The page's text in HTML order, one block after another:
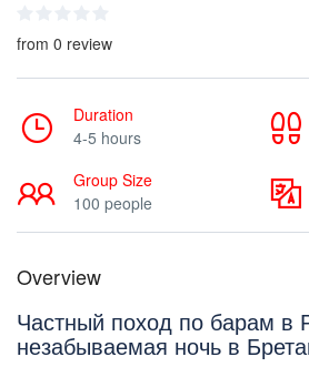
from 0 review
Duration
4-5 hours
Group Size
100 people
Overview
Частный поход по барам в
незабываемая ночь в